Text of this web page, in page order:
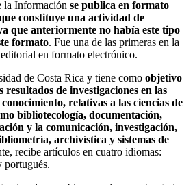
la Información se publica en formato
constituye una actividad de
que anteriormente no había este tipo
formato. Fue una de las primeras en la
en formato electrónico.
de Costa Rica y tiene como objetivo
de investigaciones en las
relativas a las ciencias de
bibliotecología, documentación,
y la comunicación, investigación,
archivística y sistemas de
recibe artículos en cuatro idiomas:
portugués.